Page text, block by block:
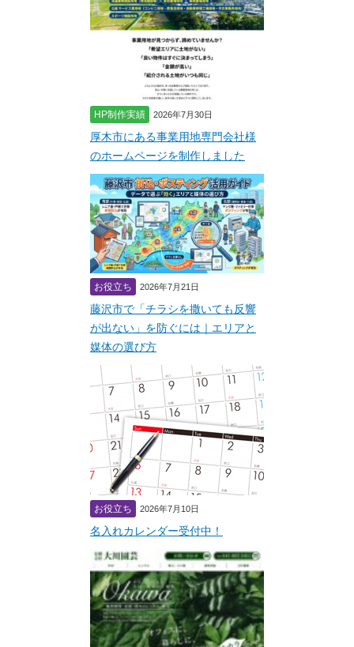
HP制作実績 2026年7月30日
厚木市にある事業用地専門会社様
のホームページを制作しました
お役立ち 2026年7月21日
藤沢市で「チラシを撒いても反響
が出ない」を防ぐには｜エリアと
媒体の選び方
お役立ち 2026年7月10日
名入れカレンダー受付中！